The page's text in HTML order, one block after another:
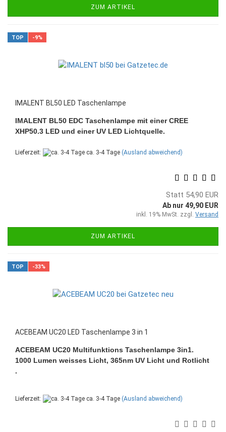
ZUM ARTIKEL
TOP -9%
IMALENT BL50 LED Taschenlampe
IMALENT BL50 EDC Taschenlampe mit einer CREE
XHP50.3 LED und einer UV LED Lichtquelle.
Lieferzeit: ca. 3-4 Tage (Ausland abweichend)
Statt 54,90 EUR
Ab nur 49,90 EUR
inkl. 19% MwSt. zzgl. Versand
ZUM ARTIKEL
TOP -33%
ACEBEAM UC20 LED Taschenlampe 3 in 1
ACEBEAM UC20 Multifunktions Taschenlampe 3in1.
1000 Lumen weisses Licht, 365nm UV Licht und Rotlicht
.
Lieferzeit: ca. 3-4 Tage (Ausland abweichend)